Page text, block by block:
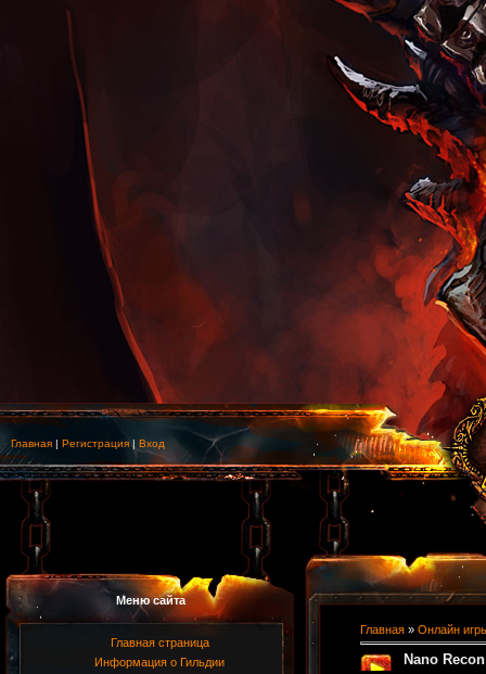
Главная | Регистрация | Вход
Меню сайта
Главная страница
Информация о Гильдии
Главная » Онлайн
Nano Recon